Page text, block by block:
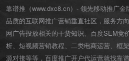
靠谱推（www.dxc8.cn）- 领先移动推广
品质的互联网推广营销垂直社区，服务方
网广告投放相关的干货知识、百度SEM竞
析、短视频营销教程、二类电商运营、 框
源对接等等，百度推广开户代运营就找靠